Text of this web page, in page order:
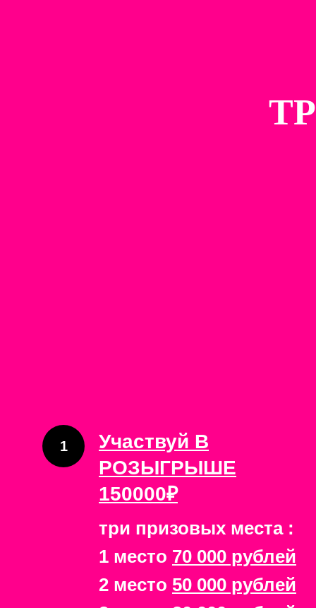
Участвуй В
РОЗЫГРЫШЕ
150000₽
три призовых места :
1 место 70 000 рублей
2 место 50 000 рублей